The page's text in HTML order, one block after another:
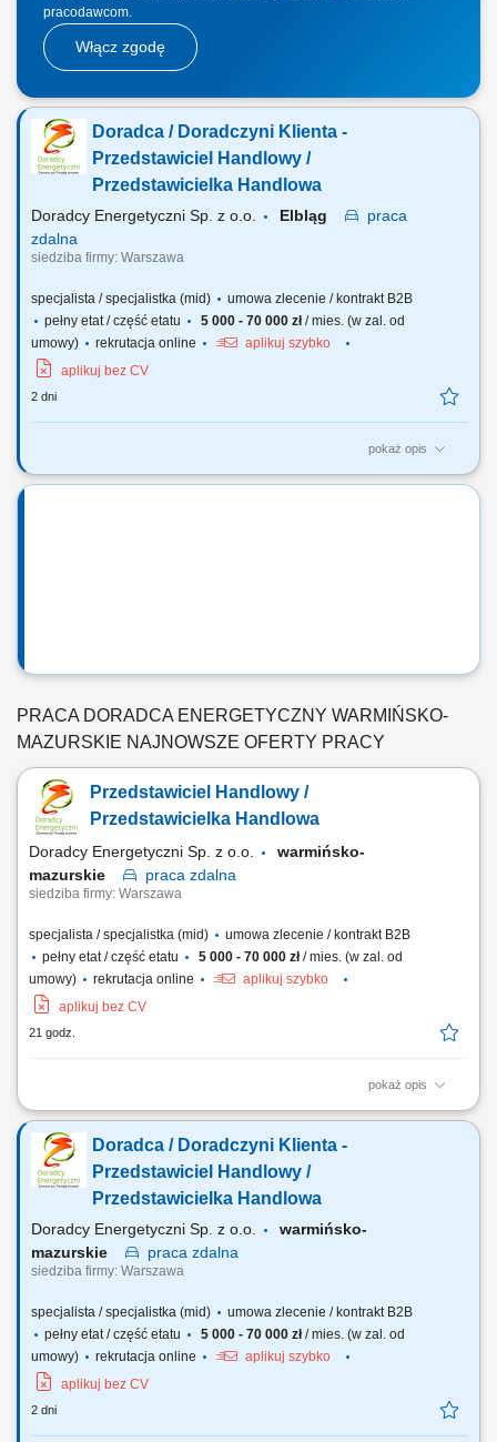
pracodawcom.
Włącz zgodę
Doradca / Doradczyni Klienta -
Przedstawiciel Handlowy /
Przedstawicielka Handlowa
Doradcy Energetyczni Sp. z o.o. Elbląg
praca
zdalna
siedziba firmy: Warszawa
specjalista / specjalistka (mid)
umowa zlecenie / kontrakt B2B
pełny etat / część etatu
5 000 - 70 000 zł/ mies. (w zal. od
umowy)
rekrutacja online
aplikuj szybko
aplikuj bez CV
2 dni
pokaż opis
Co będziesz robić? Doradzać firmom – pomagasz klientowi
PRACA DORADCA ENERGETYCZNY WARMIŃSKO-
MAZURSKIE NAJNOWSZE OFERTY PRACY
Przedstawiciel Handlowy /
Przedstawicielka Handlowa
Doradcy Energetyczni Sp. z o.o.
warmińsko-
mazurskie
praca zdalna
siedziba firmy: Warszawa
specjalista / specjalistka (mid)
umowa zlecenie / kontrakt B2B
pełny etat / część etatu
5 000 - 70 000 zł/ mies. (w zal. od
umowy)
rekrutacja online
aplikuj szybko
aplikuj bez CV
21 godz.
pokaż opis
Opis stanowiska: Doradzanie klientom biznesowym w wyborze ofert
energii elektrycznej i gazu. Pozyskiwanie nowych klientów oraz
rozwijanie długofalowych relacji biznesowych. Analizowanie potrzeb
przedsiębiorstw i przygotowywanie dopasowanych rozwiązań.
Prowadzenie procesu sprzedaży od...
Doradca / Doradczyni Klienta -
Przedstawiciel Handlowy /
Przedstawicielka Handlowa
Doradcy Energetyczni Sp. z o.o.
warmińsko-
mazurskie
praca zdalna
siedziba firmy: Warszawa
specjalista / specjalistka (mid)
umowa zlecenie / kontrakt B2B
pełny etat / część etatu
5 000 - 70 000 zł/ mies. (w zal. od
umowy)
rekrutacja online
aplikuj szybko
aplikuj bez CV
2 dni